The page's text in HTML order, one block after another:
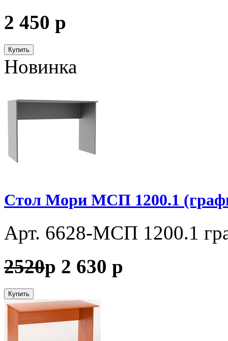
2 450 p
Купить
Новинка
Стол Мори МСП 1200.1
Арт. 6628-МСП 1200.1
2520p 2 630 p
Купить